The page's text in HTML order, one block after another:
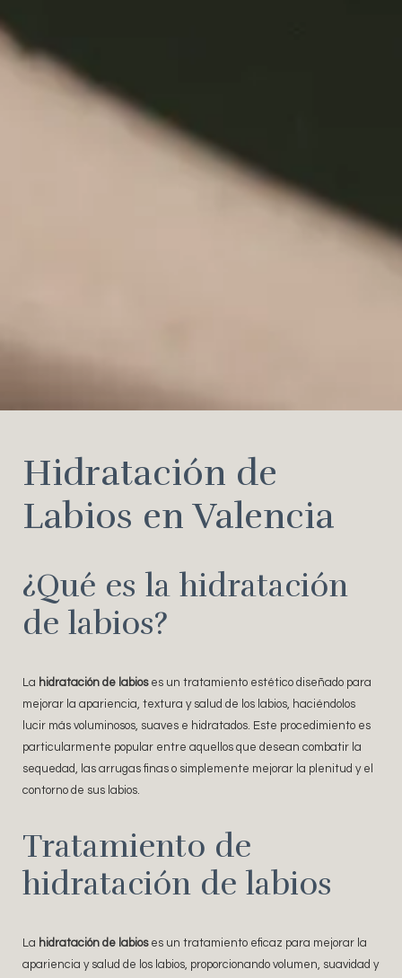
Hidratación de
Labios en Valencia
¿Qué es la hidratación
de labios?
La hidratación de labioses un tratamiento estético diseñado para
mejorar la apariencia, textura y salud de los labios, haciéndolos
lucir más voluminosos, suaves e hidratados. Este procedimiento es
particularmente popular entre aquellos que desean combatir la
sequedad, las arrugas finas o simplemente mejorar la plenitud y el
contorno de sus labios.
Tratamiento de
hidratación de labios
La hidratación de labioses un tratamiento eficaz para mejorar la
apariencia y salud de los labios, proporcionando volumen, suavidad y